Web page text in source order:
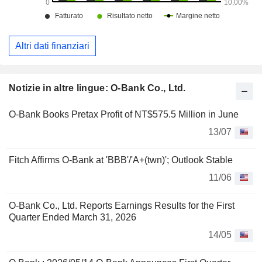
Notizie in altre lingue: O-Bank Co., Ltd.
O-Bank Books Pretax Profit of NT$575.5 Million in June
13/07
Fitch Affirms O-Bank at 'BBB'/'A+(twn)'; Outlook Stable
11/06
O-Bank Co., Ltd. Reports Earnings Results for the First
Quarter Ended March 31, 2026
14/05
Altri dati finanziari